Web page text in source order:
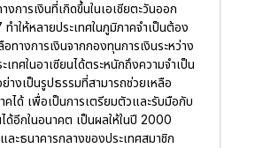
การเงินที่เกิดขึ้นในเอเชียตะวันออก
ทำให้หลายประเทศในภูมิภาคจำเป็นต้อง
ทางการเงินจากกองทุนการเงินระหว่าง
เทศในอาเซียนได้ตระหนักถึงความจำเป็น
างเป็นรูปธรรมที่สามารถช่วยเหลือ
คได้ เพื่อเป็นการเตรียมตัวและรับมือกับ
ด้อีกในอนาคต เป็นผลให้ในปี 2000
ละธนาคารกลางของประเทศสมาชิก